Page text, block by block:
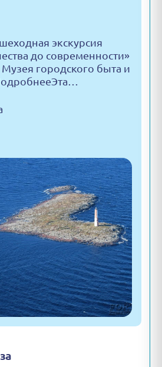
экскурсия
до современности»
городского быта и